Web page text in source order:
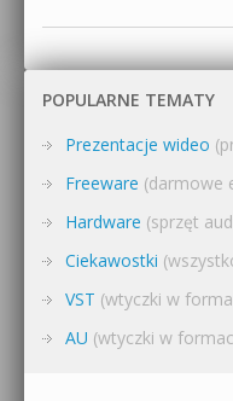
POPULARNE TEMATY
Prezentacje wideo
Freeware (darmowe
Hardware (sprzęt
Ciekawostki
VST (wtyczki w
AU (wtyczki w